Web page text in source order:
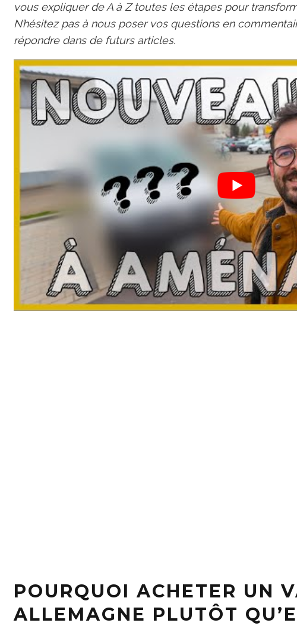
vous expliquer de A à Z toutes les étapes pour
N’hésitez pas à nous poser vos questions en
répondre dans de futurs articles.
POURQUOI ACHETER UN
ALLEMAGNE PLUTÔT
Comment
solaires, te
van ou fourgon.